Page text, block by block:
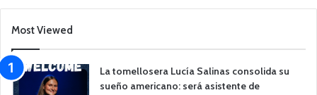
Most Viewed
La tomellosera Lucía Salinas consolida su
sueño americano: será asistente de